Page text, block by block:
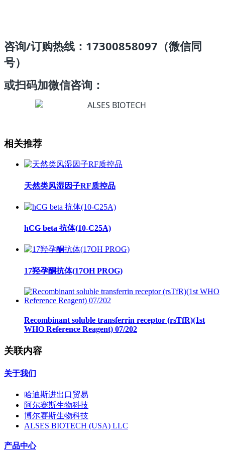
咨询/订购热线：17300858097（微信同
号）
或扫码加微信咨询：
相关推荐
天然类风湿因子RF质控品
hCG beta 抗体(10-C25A)
17羟孕酮抗体(17OH PROG)
Recombinant soluble transferrin receptor (rsTfR)(1st
WHO Reference Reagent) 07/202
关联内容
关于我们
哈迪斯进出口贸易
阿尔赛斯生物科技
博尔赛斯生物科技
ALSES BIOTECH (USA) LLC
产品中心